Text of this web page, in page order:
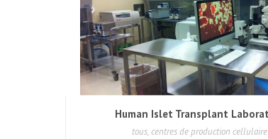
Human Islet Transplant
tous, centres de production cellulaire